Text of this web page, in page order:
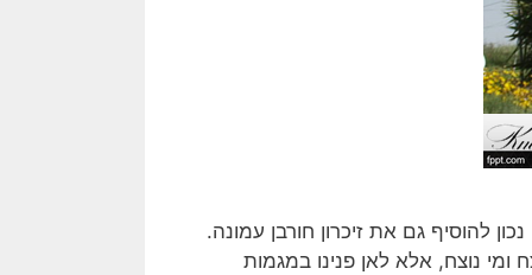
להוסיף גם את זיכרון חורבן עמונה.
נוצח, אלא לאן פנינו במגמות